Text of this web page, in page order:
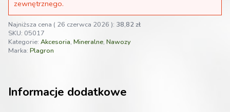
roślin
zewnętrznego.
Najniższa cena ( 26 czerwca 2026 ): 38,82zł
SKU: 05017
Kategorie: Akcesoria, Mineralne, Nawozy
Marka: Plagron
Informacje dodatkowe